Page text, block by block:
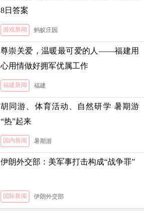
8日答案
游戏新闻 蚂蚁庄园
尊崇关爱，温暖最可爱的人——福建用
心用情做好拥军优属工作
福建新闻 福建
胡同游、体育活动、自然研学 暑期游
“热”起来
国内新闻 暑期游
伊朗外交部：美军事打击构成“战争罪”
国际新闻 伊朗外交部